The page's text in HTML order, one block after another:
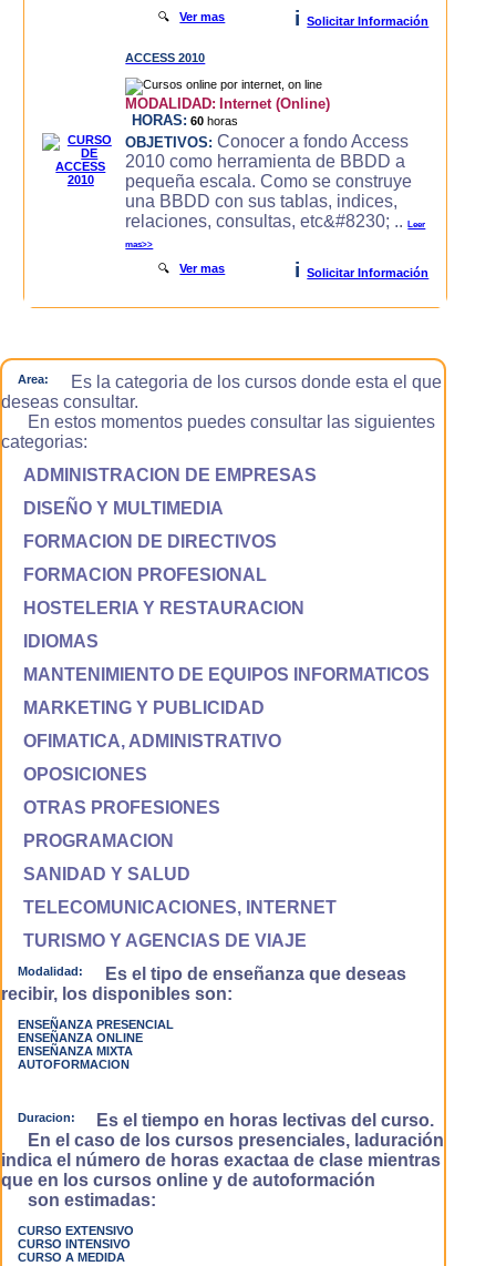
🔍Ver mas i Solicitar Información
ACCESS 2010
MODALIDAD: Internet (Online)
HORAS: 60 horas
OBJETIVOS: Conocer a fondo Access
2010 como herramienta de BBDD a
pequeña escala. Como se construye
una BBDD con sus tablas, indices,
relaciones, consultas, etc&#8230; ..Leer
mas>>
🔍Ver mas i Solicitar Información
Area:
Es la categoria de los cursos donde esta el que
deseas consultar.
En estos momentos puedes consultar las siguientes
categorias:
ADMINISTRACION DE EMPRESAS
DISEÑO Y MULTIMEDIA
FORMACION DE DIRECTIVOS
FORMACION PROFESIONAL
HOSTELERIA Y RESTAURACION
IDIOMAS
MANTENIMIENTO DE EQUIPOS INFORMATICOS
MARKETING Y PUBLICIDAD
OFIMATICA, ADMINISTRATIVO
OPOSICIONES
OTRAS PROFESIONES
PROGRAMACION
SANIDAD Y SALUD
TELECOMUNICACIONES, INTERNET
TURISMO Y AGENCIAS DE VIAJE
Modalidad:
Es el tipo de enseñanza que deseas
recibir, los disponibles son:
ENSEÑANZA PRESENCIAL
ENSEÑANZA ONLINE
ENSEÑANZA MIXTA
AUTOFORMACION
Duracion:
Es el tiempo en horas lectivas del curso.
En el caso de los cursos presenciales, laduración
indica el número de horas exactaa de clase mientras
que en los cursos online y de autoformación
son estimadas:
CURSO EXTENSIVO
CURSO INTENSIVO
CURSO A MEDIDA